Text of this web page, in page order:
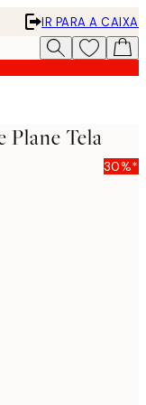
IR PARA A CAIXA
Tela
30%*